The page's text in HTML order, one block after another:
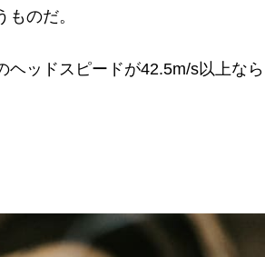
ものだ。
ヘッドスピードが42.5m/s以上な